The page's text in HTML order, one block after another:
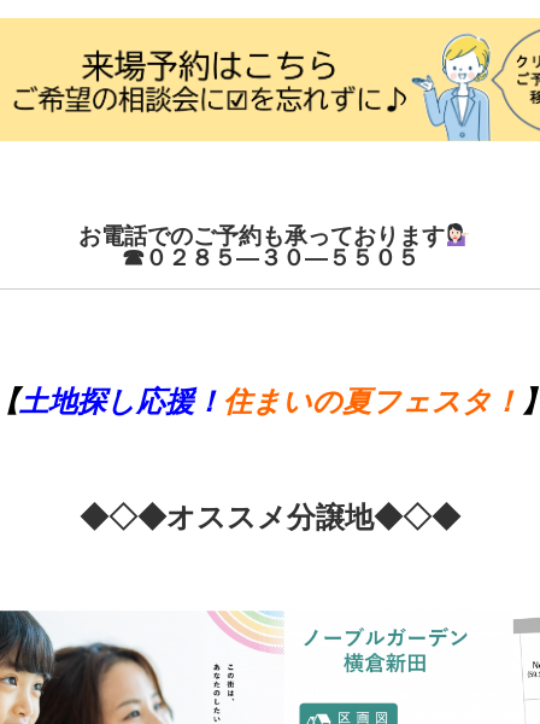
お電話でのご予約も承っております
☎０２８５―３０―５５０５
土地探し応援！ 住まいの夏フェスタ！
◆◇◆オススメ分譲地◆◇◆